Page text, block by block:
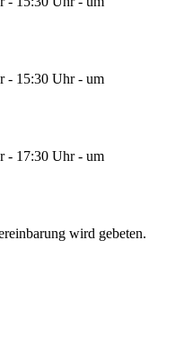
- 15:30 Uhr - um
- 17:30 Uhr - um
wird gebeten.